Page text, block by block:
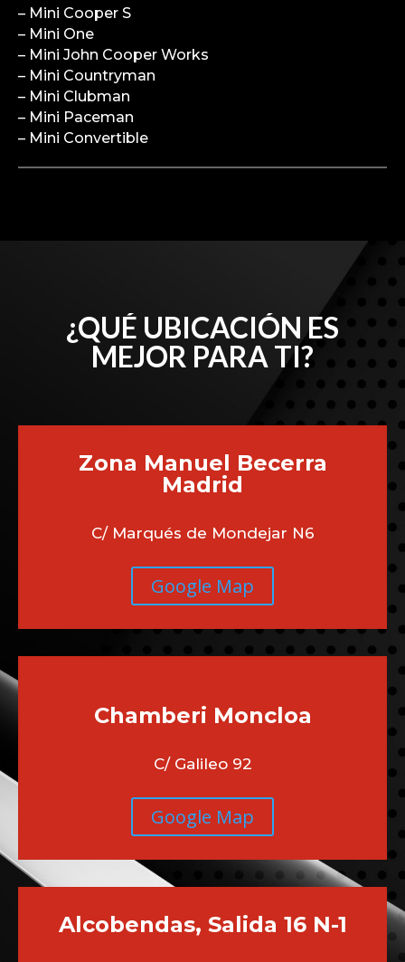
– Mini Cooper S
– Mini One
– Mini John Cooper Works
– Mini Countryman
– Mini Clubman
– Mini Paceman
– Mini Convertible
¿QUÉ UBICACIÓN ES
MEJOR PARA TI?
Zona Manuel Becerra
Madrid
C/ Marqués de Mondejar N6
Google Map
Chamberi Moncloa
C/ Galileo 92
Google Map
Alcobendas, Salida 16 N-1